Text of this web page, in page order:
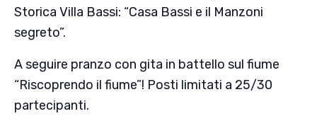
Storica Villa Bassi: “Casa Bassi e il Manzoni
segreto”.
A seguire pranzo con gita in battello sul fiume
“Riscoprendo il fiume”! Posti limitati a 25/30
partecipanti.